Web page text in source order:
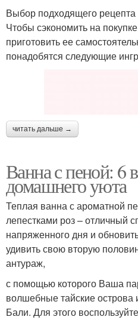
Выбор подходящего рецепта
Чтобы сэкономить на
приготовить ее
понадобятся следующие
читать дальше →
Ванна с пеной: 6
домашнего уюта
Теплая ванна с ароматной
лепестками роз – отличный
напряженного дня и
удивить свою вторую
антураж,
с помощью которого Ваша
волшебные тайские острова
Бали. Для этого